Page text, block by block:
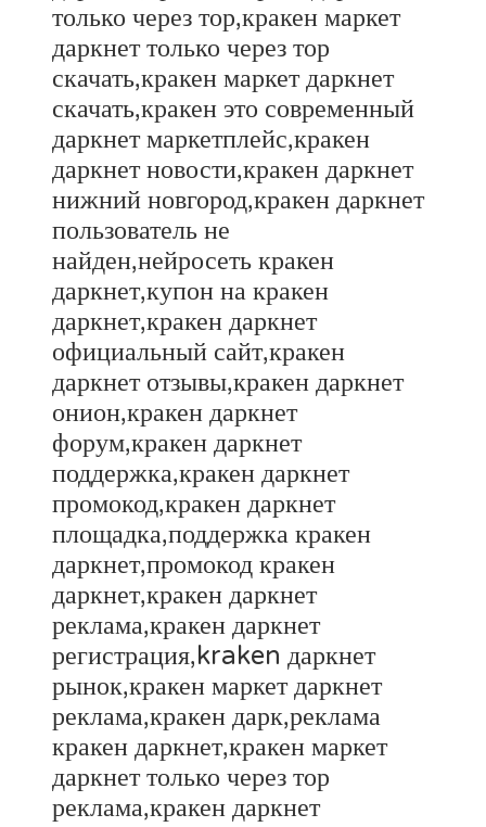
только через тор,кракен маркет
даркнет только через тор
скачать,кракен маркет даркнет
скачать,кракен это современный
даркнет маркетплейс,кракен
даркнет новости,кракен даркнет
нижний новгород,кракен даркнет
пользователь не
найден,нейросеть кракен
даркнет,купон на кракен
даркнет,кракен даркнет
официальный сайт,кракен
даркнет отзывы,кракен даркнет
онион,кракен даркнет
форум,кракен даркнет
поддержка,кракен даркнет
промокод,кракен даркнет
площадка,поддержка кракен
даркнет,промокод кракен
даркнет,кракен даркнет
реклама,кракен даркнет
регистрация,kraken даркнет
рынок,кракен маркет даркнет
реклама,кракен дарк,реклама
кракен даркнет,кракен маркет
даркнет только через тор
реклама,кракен даркнет